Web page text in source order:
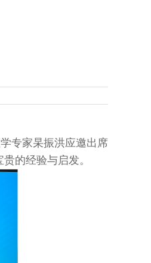
专家杲振洪应邀出席
的经验与启发。